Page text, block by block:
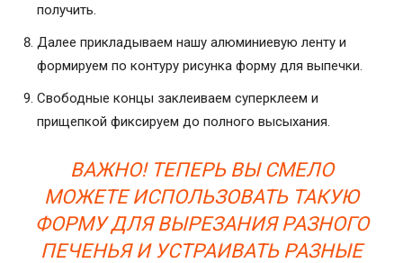
получить.
Далее прикладываем нашу алюминиевую ленту и
формируем по контуру рисунка форму для выпечки.
Свободные концы заклеиваем суперклеем и
прищепкой фиксируем до полного высыхания.
ВАЖНО! ТЕПЕРЬ ВЫ СМЕЛО
МОЖЕТЕ ИСПОЛЬЗОВАТЬ ТАКУЮ
ФОРМУ ДЛЯ ВЫРЕЗАНИЯ РАЗНОГО
ПЕЧЕНЬЯ И УСТРАИВАТЬ РАЗНЫЕ